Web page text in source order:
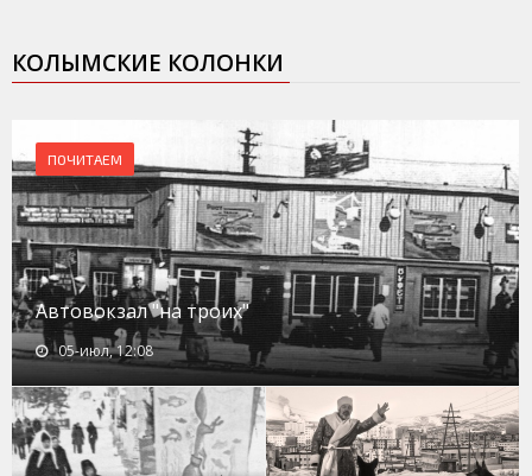
КОЛЫМСКИЕ КОЛОНКИ
ПОЧИТАЕМ
Автовокзал "на троих"
05-июл, 12:08